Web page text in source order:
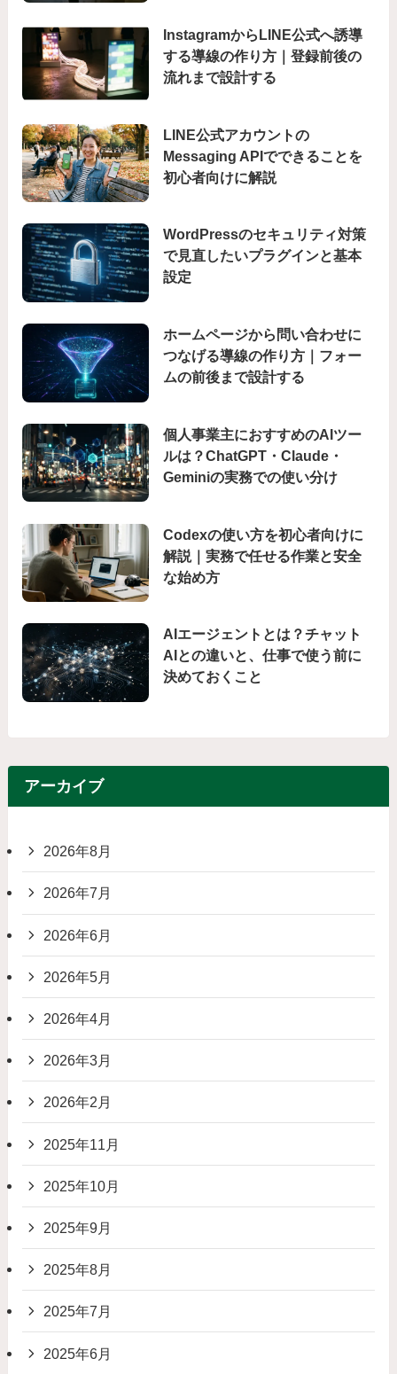
InstagramからLINE公式へ誘導
する導線の作り方｜登録前後の
流れまで設計する
LINE公式アカウントの
Messaging APIでできることを
初心者向けに解説
WordPressのセキュリティ対策
で見直したいプラグインと基本
設定
ホームページから問い合わせに
つなげる導線の作り方｜フォー
ムの前後まで設計する
個人事業主におすすめのAIツー
ルは？ChatGPT・Claude・
Geminiの実務での使い分け
Codexの使い方を初心者向けに
解説｜実務で任せる作業と安全
な始め方
AIエージェントとは？チャット
AIとの違いと、仕事で使う前に
決めておくこと
アーカイブ
2026年8月
2026年7月
2026年6月
2026年5月
2026年4月
2026年3月
2026年2月
2025年11月
2025年10月
2025年9月
2025年8月
2025年7月
2025年6月